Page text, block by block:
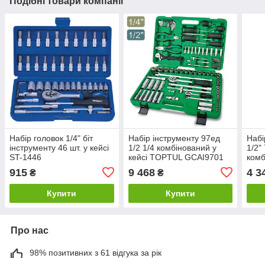
Набір головок 1/4" біт
інструменту 46 шт. у кейсі
ST-1446
915 ₴
Купити
Набір інструменту 97ед
1/2 1/4 комбінований у
кейсі TOPTUL GCAI9701
9 468₴
Купити
1/2"
4
Про нас
98% позитивних з 61 відгука за рік